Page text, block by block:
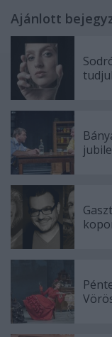
Ajánlott